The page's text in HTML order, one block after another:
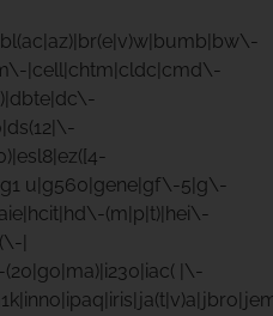
|cell|chtm|cldc|cmd\-
u|g560|gene|gf\-5|g\-
(m|p|t)|hei\-
|
(20|go|ma)|i230|iac( |\-